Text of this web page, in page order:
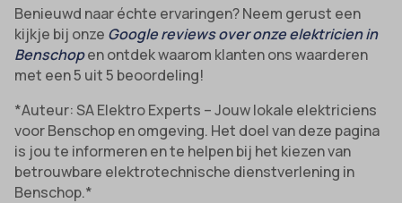
Benieuwd naar échte ervaringen? Neem gerust een
kijkje bij onze Google reviews over onze elektricien in
Benschopen ontdek waarom klanten ons waarderen
met een 5 uit 5 beoordeling!
*Auteur: SA Elektro Experts – Jouw lokale elektriciens
voor Benschop en omgeving. Het doel van deze pagina
is jou te informeren en te helpen bij het kiezen van
betrouwbare elektrotechnische dienstverlening in
Benschop.*